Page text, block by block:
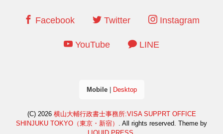
Facebook Twitter Instagram
YouTube LINE
Mobile| Desktop
(C) 2026 横山大輔行政書士事務所:VISA SUPPRT OFFICE
SHINJUKU TOKYO（東京・新宿） . All rights reserved. Theme by